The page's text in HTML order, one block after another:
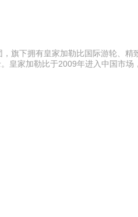
旗下拥有皇家加勒比国际游轮、精
皇家加勒比于2009年进入中国市